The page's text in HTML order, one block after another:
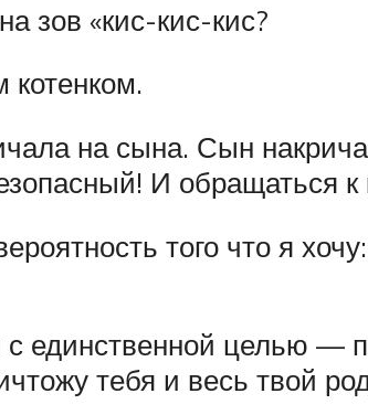
зов «кис-кис-кис?
на сына. Сын
И обращаться
того что я
единственной целью —
тебя и весь твой